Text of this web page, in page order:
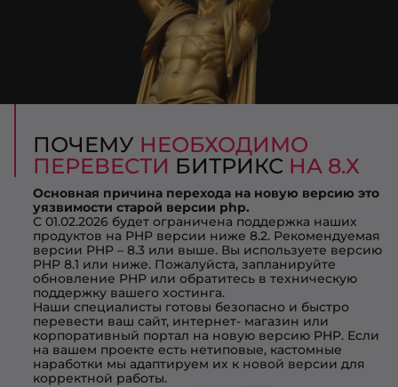
ПОЧЕМУ НЕОБХОДИМО
ПЕРЕВЕСТИ БИТРИКС НА 8.Х
Основная причина перехода на новую версию это
уязвимости старой версии php.
С 01.02.2026 будет ограничена поддержка наших
продуктов на PHP версии ниже 8.2. Рекомендуемая
версии PHP – 8.3 или выше. Вы используете версию
PHP 8.1 или ниже. Пожалуйста, запланируйте
обновление PHP или обратитесь в техническую
поддержку вашего хостинга.
Наши специалисты готовы безопасно и быстро
перевести ваш сайт, интернет- магазин или
корпоративный портал на новую версию PHP. Если
на вашем проекте есть нетиповые, кастомные
наработки мы адаптируем их к новой версии для
корректной работы.